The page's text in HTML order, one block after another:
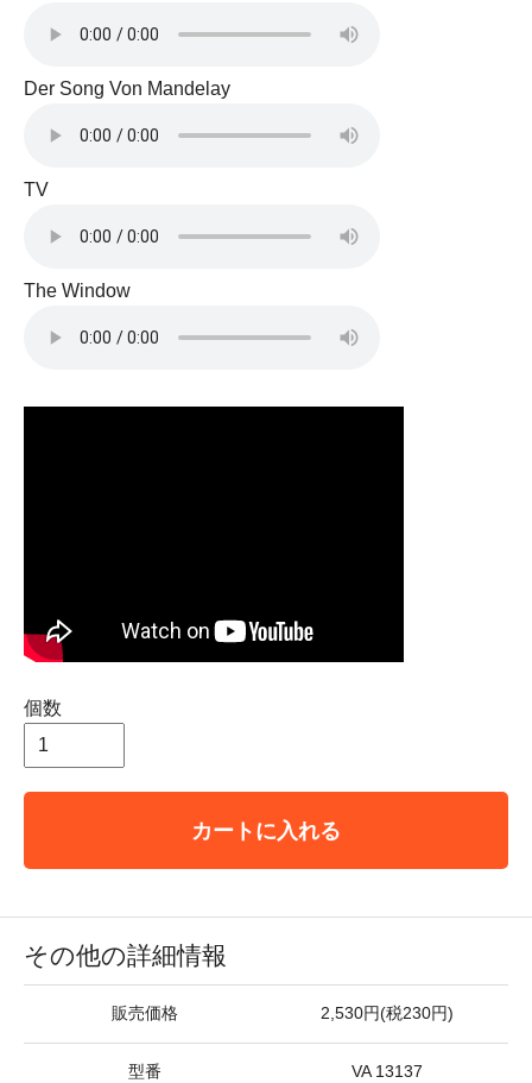
Der Song Von Mandelay
TV
The Window
個数
カートに入れる
その他の詳細情報
販売価格 2,530円(税230円)
型番 VA 13137